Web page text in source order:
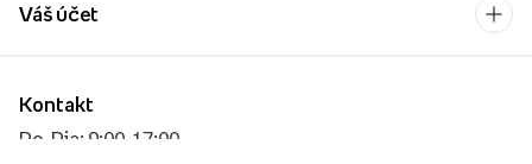
Kontakt
Po-Pia: 9:00-17:00
Váš účet